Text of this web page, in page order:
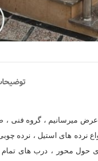
میرسانیم ، گروه فنی ،
نرده های استیل ، نرده
حول محور ، درب های